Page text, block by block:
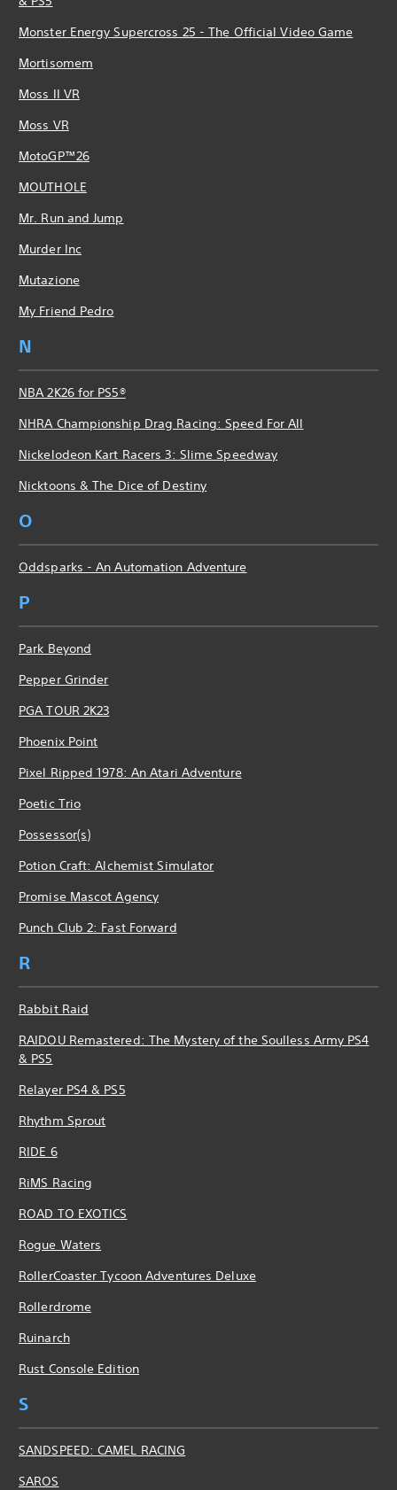
Monster Energy Supercross 25 - The Official Video Game
Mortisomem
Moss II VR
Moss VR
MotoGP™26
MOUTHOLE
Mr. Run and Jump
Murder Inc
Mutazione
My Friend Pedro
N
NBA 2K26 for PS5®
NHRA Championship Drag Racing: Speed For All
Nickelodeon Kart Racers 3: Slime Speedway
Nicktoons & The Dice of Destiny
O
Oddsparks - An Automation Adventure
P
Park Beyond
Pepper Grinder
PGA TOUR 2K23
Phoenix Point
Pixel Ripped 1978: An Atari Adventure
Poetic Trio
Possessor(s)
Potion Craft: Alchemist Simulator
Promise Mascot Agency
Punch Club 2: Fast Forward
R
Rabbit Raid
RAIDOU Remastered: The Mystery of the Soulless Army PS4
& PS5
Relayer PS4 & PS5
Rhythm Sprout
RIDE 6
RiMS Racing
ROAD TO EXOTICS
Rogue Waters
RollerCoaster Tycoon Adventures Deluxe
Rollerdrome
Ruinarch
Rust Console Edition
S
SANDSPEED: CAMEL RACING
SAROS